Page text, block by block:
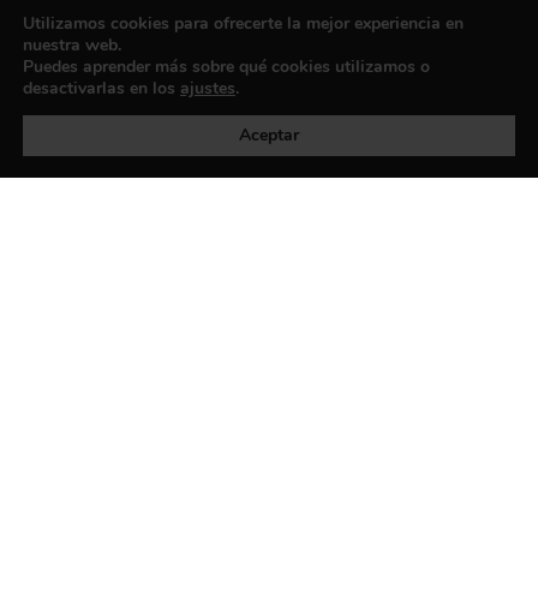
Política de privacidad
Utilizamos cookies para ofrecerte la mejor experiencia en
nuestra web.
Puedes aprender más sobre qué cookies utilizamos o
desactivarlas en los ajustes.
Aceptar